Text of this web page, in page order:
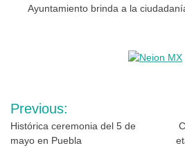
Ayuntamiento brinda a la
Navegación
de
Previous:
Histórica ceremonia del 5 de
mayo en Puebla